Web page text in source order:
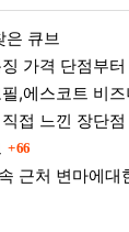
은 큐브
,에스코트 비
댓글
66
근처 변마에대